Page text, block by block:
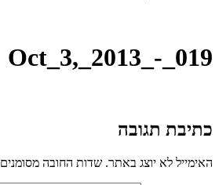
Oct_3,_2013_-_019
כתיבת תגובה
האימייל לא יוצג באתר. שדות החובה מסומנים